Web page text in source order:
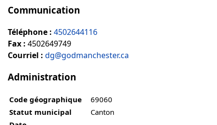
Communication
Téléphone : 4502644116
Fax : 4502649749
Courriel : dg@godmanchester.ca
Administration
Code géographique
69060
Statut municipal
Canton